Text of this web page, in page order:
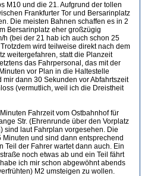
M10 und die 21. Aufgrund der tollen
Frankfurter Tor und Bersarinplatz
Die meisten Bahnen schaffen es in 2
Bersarinplatz eher großzügig
h (bei der 21 hab ich auch schon 25
wird teilweise direkt nach dem
weitergefahren, statt die Planzeit
das Fahrpersonal, das mit der
vor Plan in die Haltestelle
dann 30 Sekunden vor Abfahrtszeit
(vermutlich, weil ich die Dreistheit
Fahrzeit vom Ostbahnhof für
Str. (Ehrenrunde über den Vorplatz
sind laut Fahrplan vorgesehen. Die
und sind dann entsprechend
Teil der Fahrer wartet dann auch. Ein
noch etwas ab und ein Teil fährt
ich mir schon abgewöhnt abends
M2 umsteigen zu wollen.